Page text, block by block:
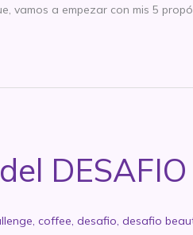
vamos a empezar con mis 5
, coffee, desafio, desafio